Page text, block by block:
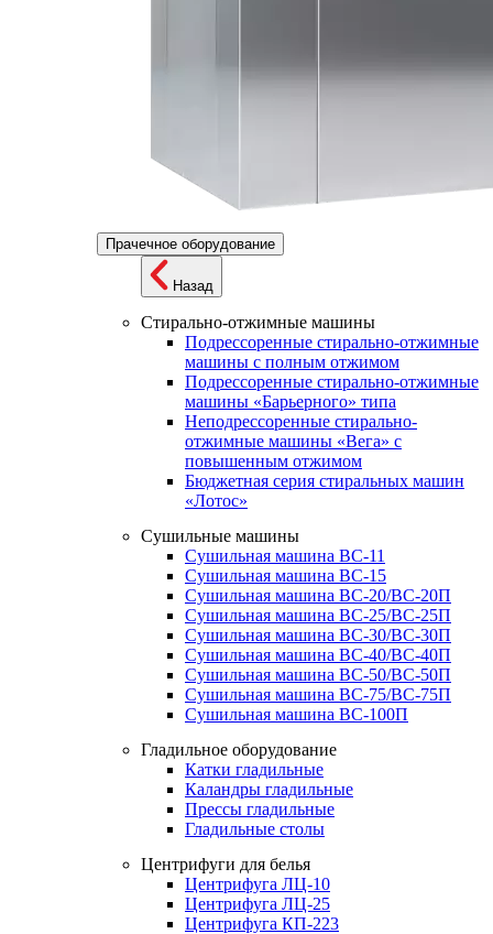
Прачечное оборудование
Назад
Стирально-отжимные машины
Подрессоренные стирально-отжимные
машины с полным отжимом
Подрессоренные стирально-отжимные
машины «Барьерного» типа
Неподрессоренные стирально-
отжимные машины «Вега» с
повышенным отжимом
Бюджетная серия стиральных машин
«Лотос»
Сушильные машины
Сушильная машина ВС-11
Сушильная машина ВС-15
Сушильная машина ВС-20/ВС-20П
Сушильная машина ВС-25/ВС-25П
Сушильная машина ВС-30/ВС-30П
Сушильная машина ВС-40/ВС-40П
Сушильная машина ВС-50/ВС-50П
Сушильная машина ВС-75/ВС-75П
Сушильная машина ВС-100П
Гладильное оборудование
Катки гладильные
Каландры гладильные
Прессы гладильные
Гладильные столы
Центрифуги для белья
Центрифуга ЛЦ-10
Центрифуга ЛЦ-25
Центрифуга КП-223